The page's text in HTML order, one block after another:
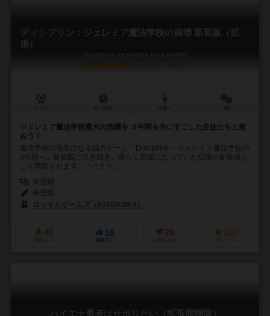
ディシプリン：ジェレミア魔法学校の崩壊 新装版（拡
張）
Discipline expantion new edition
ジェレミア魔法学校最大の危機を ３年間を共にすごした生徒たちと救
おう！
魔法学校の先生になる協力ゲーム『Discipline ～ジェレミア魔法学校の
3年間～』新装版に引き続き、長らく絶版になっていた拡張が新装版と
して再販されます。 ・1クラ...
ロッサムゲームズ（636GAMES）
48
興味あり
16
経験あり
26
お気に入り
103
持ってる
ハイエナ勇者はサボリたい（拡張同梱版）